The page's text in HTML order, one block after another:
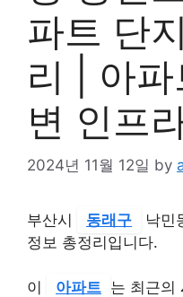
파트 단
리 | 아
변 인프
2024년 11월 12일 by
부산시 동래구
낙민
정보 총정리입니다.
이 아파트 는 최근의